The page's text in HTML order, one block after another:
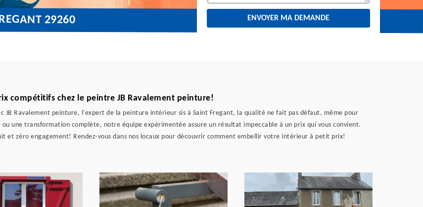
29260
compétitifs chez le peintre JB Ravalement peinture!
JB Ravalement peinture, l'expert de la peinture intérieur sis à Saint Fregant, la qualité ne fait pas défaut, même pour
une transformation complète, notre équipe expérimentée assure un résultat impeccable à un prix qui vous convient.
et zéro engagement! Rendez-vous dans nos locaux pour découvrir comment embellir votre intérieur à petit prix!